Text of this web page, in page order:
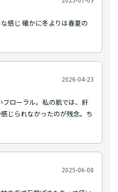
感じ 確かに冬よりは春夏の
2026-04-23
ローラル。私の肌では、肝
じられなかったのが残念。ち
2025-06-08